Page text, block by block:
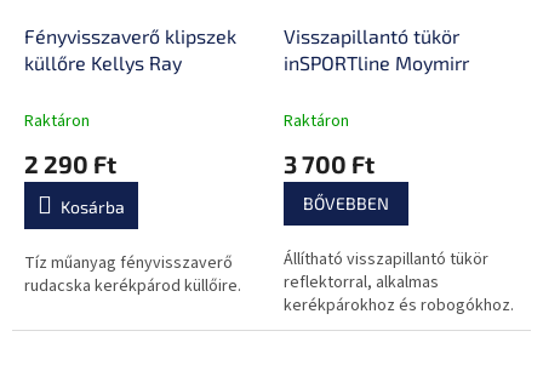
Fényvisszaverő klipszek
küllőre Kellys Ray
Raktáron
2 290 Ft
Kosárba
Tíz műanyag fényvisszaverő
rudacska kerékpárod küllőire.
Visszapillantó tükör
inSPORTline Moymirr
Raktáron
3 700 Ft
BŐVEBBEN
Állítható visszapillantó tükör
reflektorral, alkalmas
kerékpárokhoz és robogókhoz.